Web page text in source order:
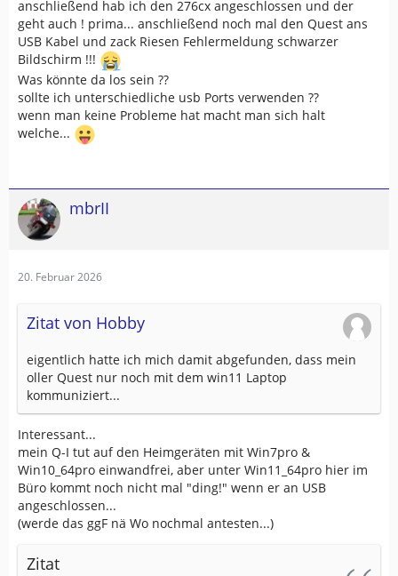
anschließend hab ich den 276cx angeschlossen und der
geht auch ! prima... anschließend noch mal den Quest ans
USB Kabel und zack Riesen Fehlermeldung schwarzer
Bildschirm !!!
Was könnte da los sein ??
sollte ich unterschiedliche usb Ports verwenden ??
wenn man keine Probleme hat macht man sich halt
welche...
mbrII
20. Februar 2026
Zitat von Hobby
eigentlich hatte ich mich damit abgefunden, dass mein
oller Quest nur noch mit dem win11 Laptop
kommuniziert...
Interessant...
mein Q-I tut auf den Heimgeräten mit Win7pro &
Win10_64pro einwandfrei, aber unter Win11_64pro hier im
Büro kommt noch nicht mal "ding!" wenn er an USB
angeschlossen...
(werde das ggF nä Wo nochmal antesten...)
Zitat